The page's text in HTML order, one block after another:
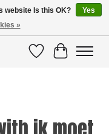
WishlistCart
website Is this OK?
Yes
»